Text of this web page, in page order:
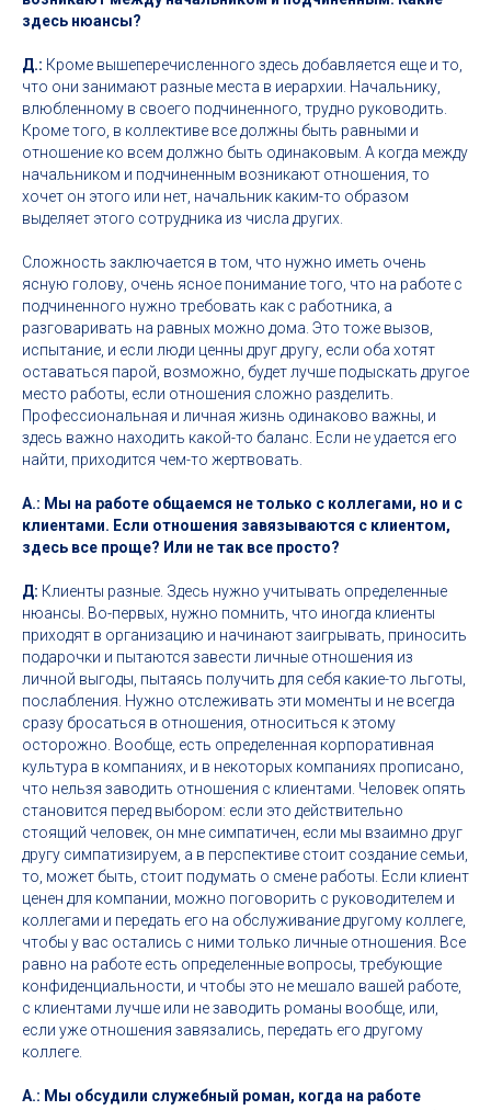
здесь нюансы?
Д.: Кроме вышеперечисленного здесь добавляется еще и то,
что они занимают разные места в иерархии. Начальнику,
влюбленному в своего подчиненного, трудно руководить.
Кроме того, в коллективе все должны быть равными и
отношение ко всем должно быть одинаковым. А когда между
начальником и подчиненным возникают отношения, то
хочет он этого или нет, начальник каким-то образом
выделяет этого сотрудника из числа других.
Сложность заключается в том, что нужно иметь очень
ясную голову, очень ясное понимание того, что на работе с
подчиненного нужно требовать как с работника, а
разговаривать на равных можно дома. Это тоже вызов,
испытание, и если люди ценны друг другу, если оба хотят
оставаться парой, возможно, будет лучше подыскать другое
место работы, если отношения сложно разделить.
Профессиональная и личная жизнь одинаково важны, и
здесь важно находить какой-то баланс. Если не удается его
найти, приходится чем-то жертвовать.
А.: Мы на работе общаемся не только с коллегами, но и с
клиентами. Если отношения завязываются с клиентом,
здесь все проще? Или не так все просто?
Д: Клиенты разные. Здесь нужно учитывать определенные
нюансы. Во-первых, нужно помнить, что иногда клиенты
приходят в организацию и начинают заигрывать, приносить
подарочки и пытаются завести личные отношения из
личной выгоды, пытаясь получить для себя какие-то льготы,
послабления. Нужно отслеживать эти моменты и не всегда
сразу бросаться в отношения, относиться к этому
осторожно. Вообще, есть определенная корпоративная
культура в компаниях, и в некоторых компаниях прописано,
что нельзя заводить отношения с клиентами. Человек опять
становится перед выбором: если это действительно
стоящий человек, он мне симпатичен, если мы взаимно друг
другу симпатизируем, а в перспективе стоит создание семьи,
то, может быть, стоит подумать о смене работы. Если клиент
ценен для компании, можно поговорить с руководителем и
коллегами и передать его на обслуживание другому коллеге,
чтобы у вас остались с ними только личные отношения. Все
равно на работе есть определенные вопросы, требующие
конфиденциальности, и чтобы это не мешало вашей работе,
с клиентами лучше или не заводить романы вообще, или,
если уже отношения завязались, передать его другому
коллеге.
А.: Мы обсудили служебный роман, когда на работе